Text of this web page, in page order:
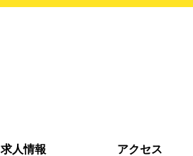
求人情報 アクセス